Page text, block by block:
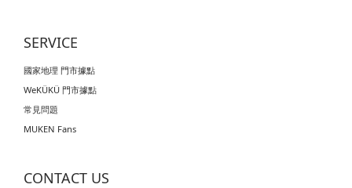
SERVICE
國家地理 門市據點
WeKÜKÜ 門市據點
常見問題
MUKEN Fans
CONTACT US